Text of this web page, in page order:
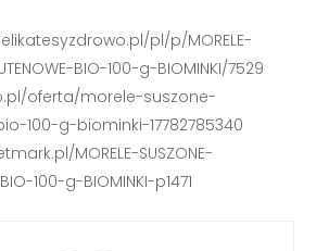
pl/p/MORELE-
BIO-100-g-BIOMINKI/7529
oferta/morele-suszone-
100-g-biominki-17782785340
MORELE-SUSZONE-
BIO-100-g-BIOMINKI-p1471